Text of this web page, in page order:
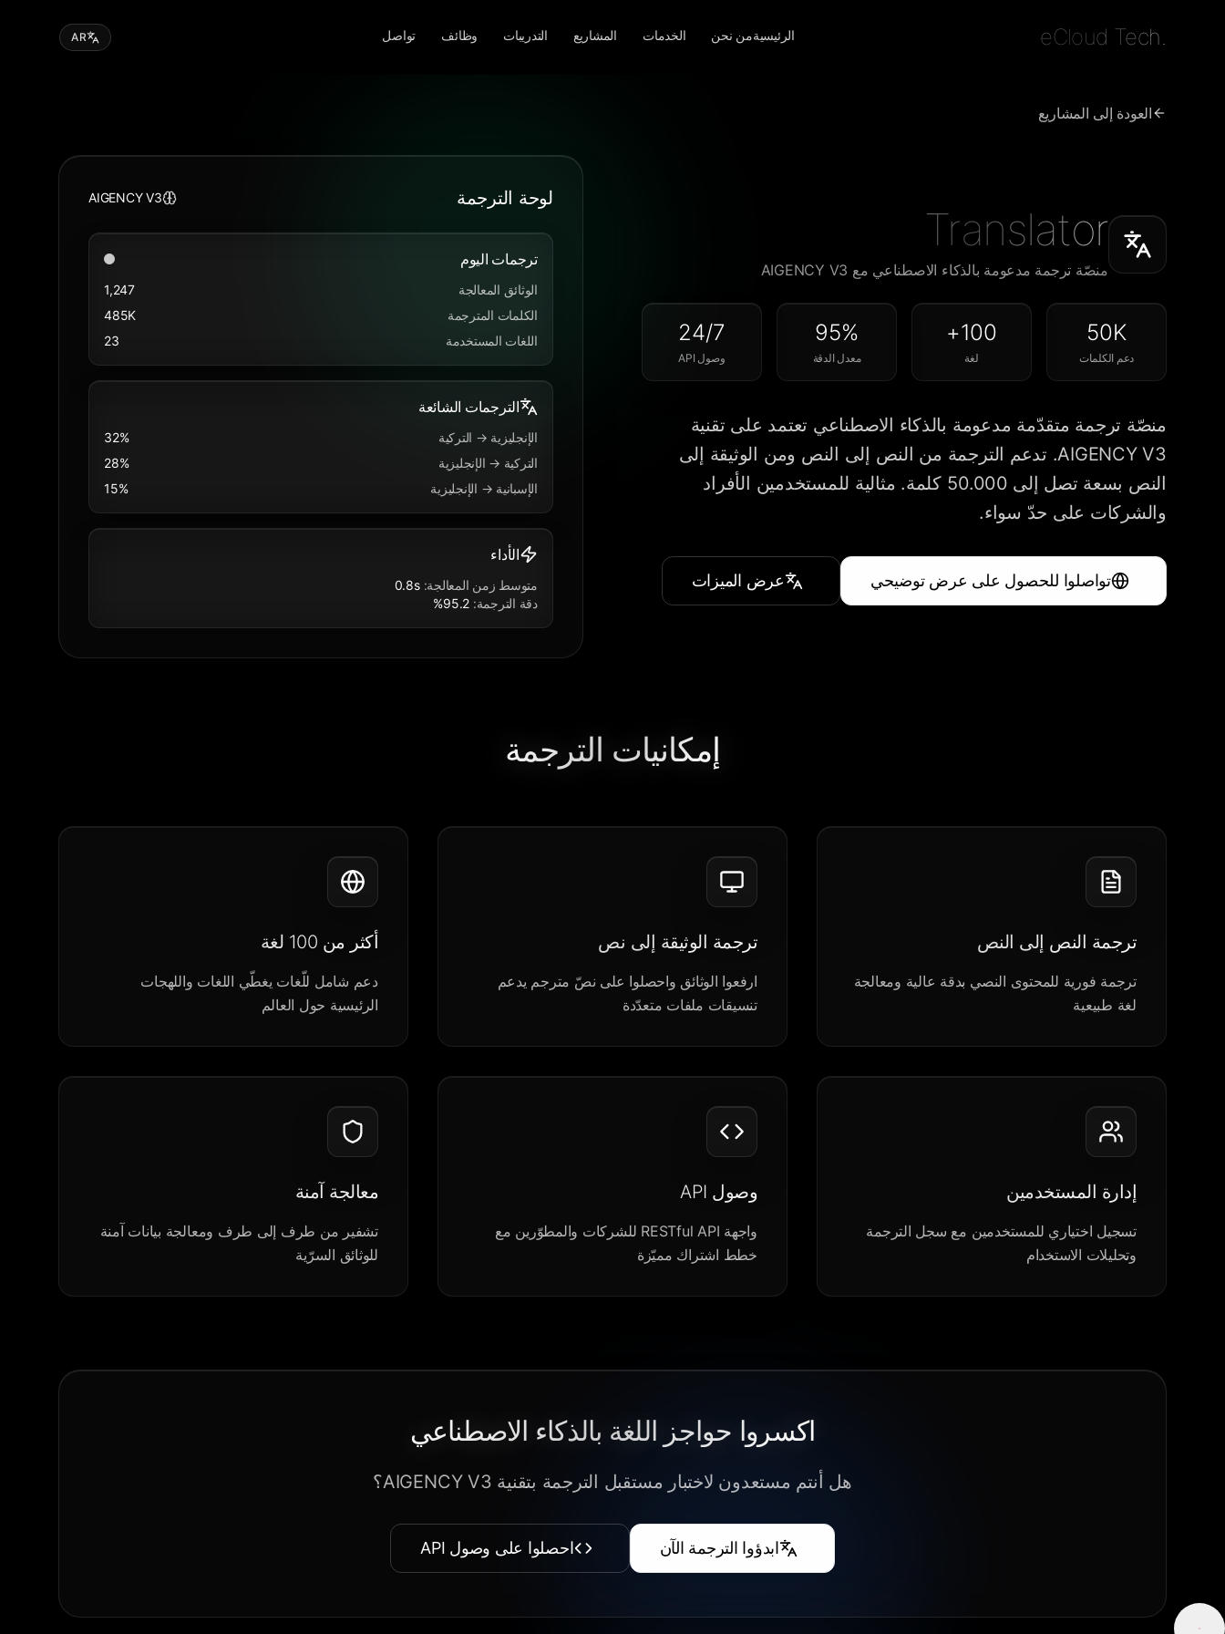
eCloud Tech. الرئيسيةمن نحن الخدمات المشاريع التدريبات وظائف تواصل AR
العودة إلى المشاريع
Translator
منصّة ترجمة مدعومة بالذكاء الاصطناعي مع AIGENCY V3
50K
دعم الكلمات
100+
لغة
95%
معدل الدقة
24/7
وصول API
منصّة ترجمة متقدّمة مدعومة بالذكاء الاصطناعي تعتمد على تقنية
AIGENCY V3. تدعم الترجمة من النص إلى النص ومن الوثيقة إلى
النص بسعة تصل إلى 50.000 كلمة. مثالية للمستخدمين الأفراد
والشركات على حدّ سواء.
تواصلوا للحصول على عرض توضيحي عرض الميزات
لوحة الترجمة AIGENCY V3
ترجمات اليوم
الوثائق المعالجة
1,247
الكلمات المترجمة
485K
اللغات المستخدمة
23
الترجمات الشائعة
الإنجليزية → التركية
32%
التركية → الإنجليزية
28%
الإسبانية → الإنجليزية
15%
الأداء
متوسط زمن المعالجة:
0.8s
دقة الترجمة:
95.2%
إمكانيات الترجمة
ترجمة النص إلى النص
ترجمة فورية للمحتوى النصي بدقة عالية ومعالجة
لغة طبيعية
ترجمة الوثيقة إلى نص
ارفعوا الوثائق واحصلوا على نصّ مترجم يدعم
تنسيقات ملفات متعدّدة
أكثر من 100 لغة
دعم شامل للّغات يغطّي اللغات واللهجات
الرئيسية حول العالم
إدارة المستخدمين
تسجيل اختياري للمستخدمين مع سجل الترجمة
وتحليلات الاستخدام
وصول API
واجهة RESTful API للشركات والمطوّرين مع
خطط اشتراك مميّزة
معالجة آمنة
تشفير من طرف إلى طرف ومعالجة بيانات آمنة
للوثائق السرّية
اكسروا حواجز اللغة بالذكاء الاصطناعي
هل أنتم مستعدون لاختبار مستقبل الترجمة بتقنية AIGENCY V3؟
ابدؤوا الترجمة الآن احصلوا على وصول API